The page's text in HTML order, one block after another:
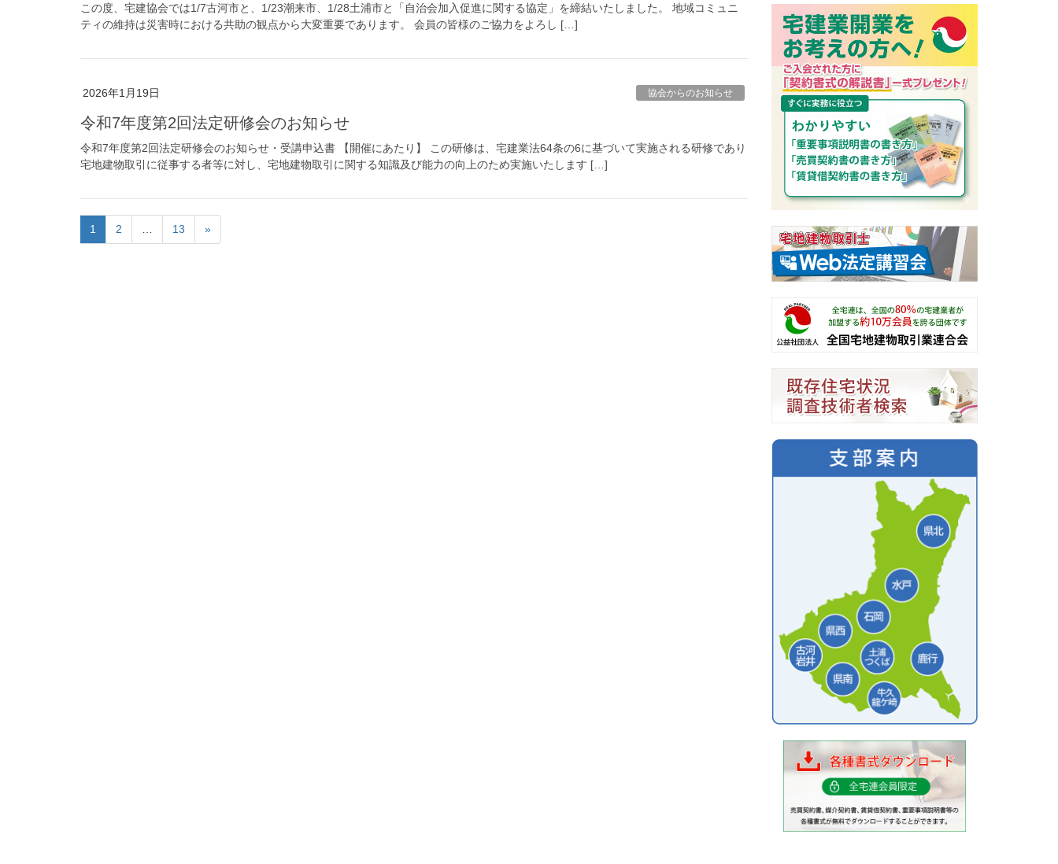
この度、宅建協会では1/7古河市と、1/23潮来市、1/28土浦市と「自治会加入促進に関する協定」を締結いたしました。 地域コミュニ
ティの維持は災害時における共助の観点から大変重要であります。 会員の皆様のご協力をよろし […]
2026年1月19日 協会からのお知らせ
令和7年度第2回法定研修会のお知らせ
令和7年度第2回法定研修会のお知らせ・受講申込書 【開催にあたり】 この研修は、宅建業法64条の6に基づいて実施される研修であり
宅地建物取引に従事する者等に対し、宅地建物取引に関する知識及び能力の向上のため実施いたします […]
1 2 13 »